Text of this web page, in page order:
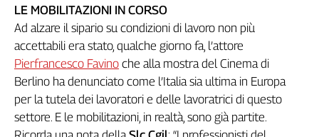
Rubriche
Collettiva
Talk
La
settimana
Collettiva
Girasoli
Il
LE MOBILITAZIONI IN CORSO
Ad alzare il sipario su condizioni di lavoro non più
accettabili era stato, qualche giorno fa, l’attore
Pierfrancesco Favino che alla mostra del Cinema di
Berlino ha denunciato come l’Italia sia ultima in Europa
per la tutela dei lavoratori e delle lavoratrici di questo
settore. E le mobilitazioni, in realtà, sono già partite.